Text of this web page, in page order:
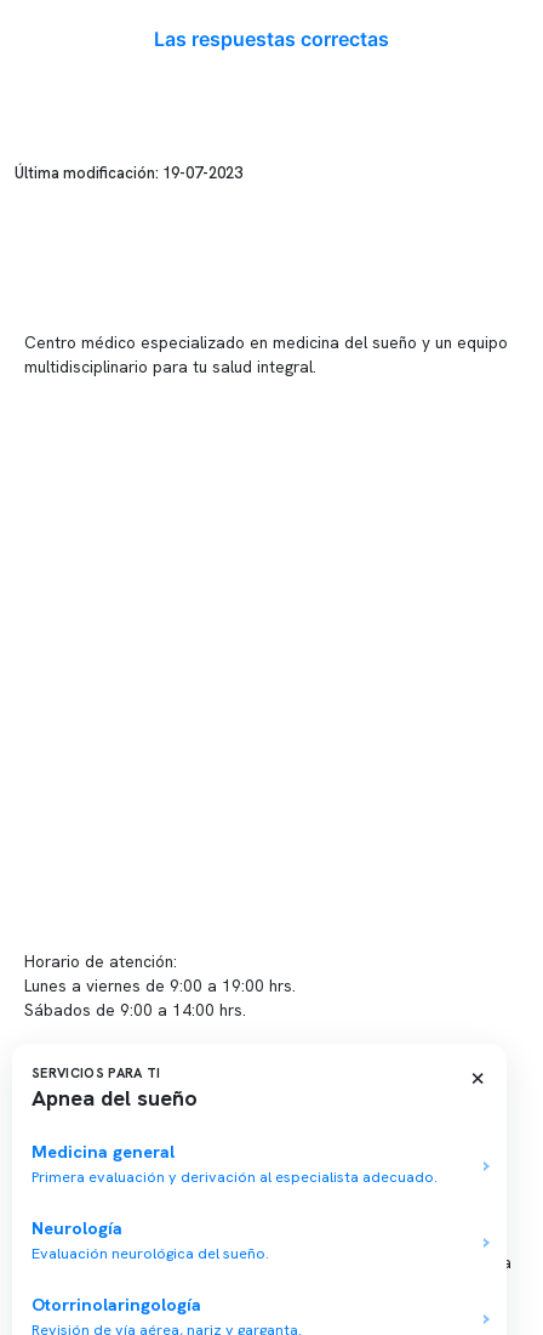
Las respuestas correctas
Última modificación: 19-07-2023
Centro médico especializado en medicina del sueño y un equipo
multidisciplinario para tu salud integral.
Horario de atención:
Lunes a viernes de 9:00 a 19:00 hrs.
Sábados de 9:00 a 14:00 hrs.
Sucursales
📍 Vitacura: Av. Kennedy 5488, Patio Inglés, piso -1, local 003
📍 Providencia: Av. Andrés Bello 2337, local 2
Reserva tu hora
Agenda tu consulta médica o examen del sueño de forma rápida
→ Reservar ahora
SERVICIOS PARA TI
Apnea del sueño
×
Medicina general
Primera evaluación y derivación al especialista adecuado.
Neurología
Evaluación neurológica del sueño.
Otorrinolaringología
Revisión de vía aérea, nariz y garganta.